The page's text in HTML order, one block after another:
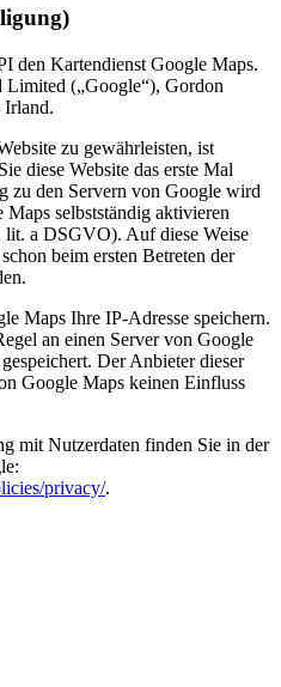
den Kartendienst Google Maps.
(„Google“), Gordon
Irland.
zu gewährleisten, ist
diese Website das erste Mal
zu den Servern von Google wird
selbstständig aktivieren
a DSGVO). Auf diese Weise
beim ersten Betreten der
Maps Ihre IP-Adresse speichern.
an einen Server von Google
Der Anbieter dieser
Google Maps keinen Einfluss
mit Nutzerdaten finden Sie in der
privacy/.